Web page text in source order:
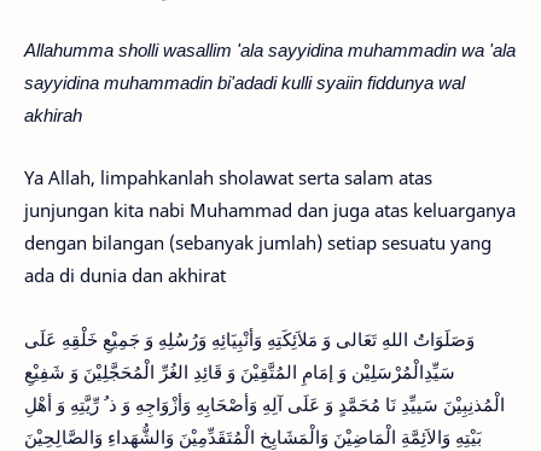
Allahumma sholli wasallim 'ala sayyidina muhammadin wa 'ala
sayyidina muhammadin bi'adadi kulli syaiin fiddunya wal
akhirah
Ya Allah, limpahkanlah sholawat serta salam atas
junjungan kita nabi Muhammad dan juga atas keluarganya
dengan bilangan (sebanyak jumlah) setiap sesuatu yang
ada di dunia dan akhirat
وَصَلَوَاتُ اللهِ تَعَالى وَ مَلاَئِكَتِهِ وَأنْبِيَائِهِ وَرُسُلِهِ وَ جَمِيْعِ خَلْقِهِ عَلَى
سَيِّدِالْمُرْس­َلِيْن وَ إمَامِ المُتَّقِيْنَ وَ قَائِدِ الغُرِّ الْمُحَجَّلِيْن­َ وَ شَفِيْعِ
الْمُذنِبِيْنَ سَييِّدِ نَا مُحَمَّدٍ وَ عَلَى آلِهِ وَأصْحَابِهِ وَأزْوَاجِهِ وَ ذ ُ رِّيَّتِهِ وَ أهْلِ
بَيْتِهِ وَالاَئِمَّةِ الْمَاضِيْنَ وَالْمَشَايِخ الْمُتَقَدِّمِي­ْنَ وَالشُّهَداءِ وَالصَّالِحِيْن­َ